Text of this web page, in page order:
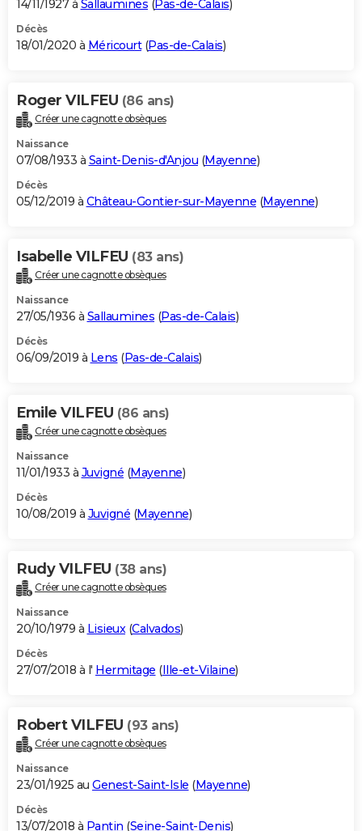
14/11/1927 à Sallaumines (Pas-de-Calais)
Décès
18/01/2020 à Méricourt(Pas-de-Calais)
Roger VILFEU (86 ans)
Créer une cagnotte obsèques
Naissance
07/08/1933 à Saint-Denis-d'Anjou (Mayenne)
Décès
05/12/2019 à Château-Gontier-sur-Mayenne (Mayenne)
Isabelle VILFEU (83 ans)
Créer une cagnotte obsèques
Naissance
27/05/1936 à Sallaumines (Pas-de-Calais)
Décès
06/09/2019 à Lens (Pas-de-Calais)
Emile VILFEU (86 ans)
Créer une cagnotte obsèques
Naissance
11/01/1933 à Juvigné (Mayenne)
Décès
10/08/2019 à Juvigné (Mayenne)
Rudy VILFEU (38 ans)
Créer une cagnotte obsèques
Naissance
20/10/1979 à Lisieux(Calvados)
Décès
27/07/2018 à l' Hermitage (Ille-et-Vilaine)
Robert VILFEU (93 ans)
Créer une cagnotte obsèques
Naissance
23/01/1925 au Genest-Saint-Isle (Mayenne)
Décès
13/07/2018 à Pantin (Seine-Saint-Denis)